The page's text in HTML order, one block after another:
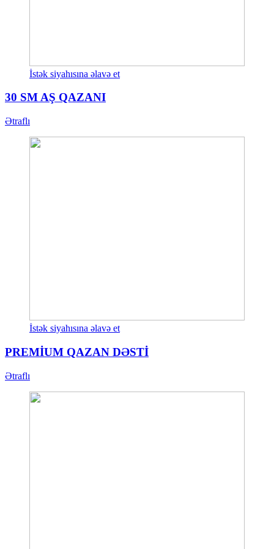
İstək siyahısına əlavə et
30 SM AŞ QAZANI
Ətraflı
İstək siyahısına əlavə et
PREMİUM QAZAN DƏSTİ
Ətraflı